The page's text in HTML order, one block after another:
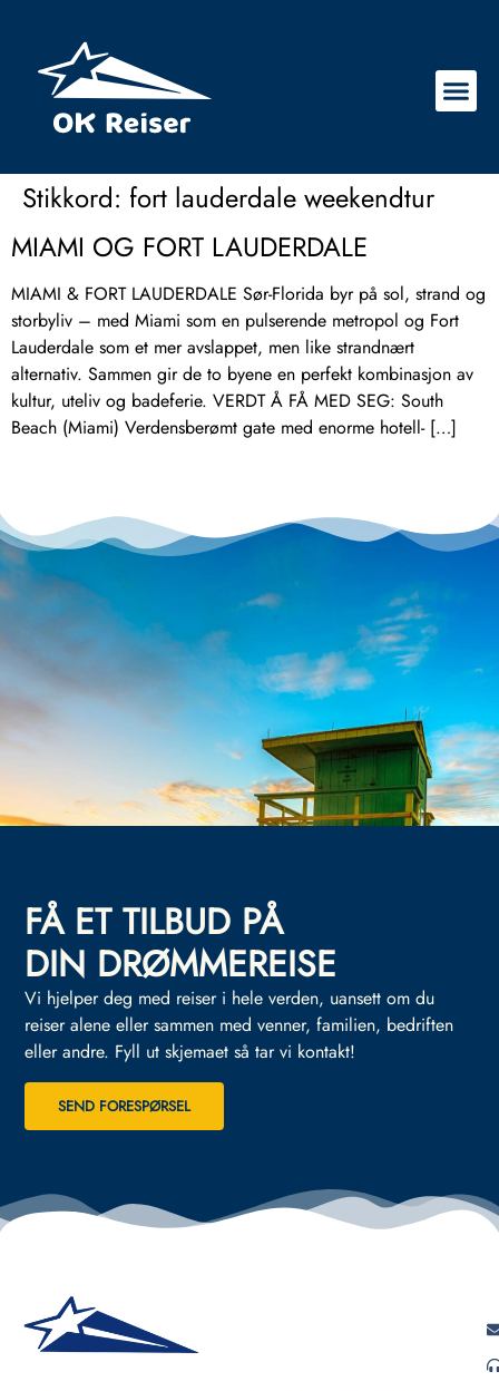
Stikkord: fort lauderdale weekendtur
MIAMI OG FORT LAUDERDALE
MIAMI & FORT LAUDERDALE Sør-Florida byr på sol, strand og
storbyliv – med Miami som en pulserende metropol og Fort
Lauderdale som et mer avslappet, men like strandnært
alternativ. Sammen gir de to byene en perfekt kombinasjon av
kultur, uteliv og badeferie. VERDT Å FÅ MED SEG: South
Beach (Miami) Verdensberømt gate med enorme hotell- […]
FÅ ET TILBUD PÅ
DIN DRØMMEREISE
Vi hjelper deg med reiser i hele verden, uansett om du
reiser alene eller sammen med venner, familien, bedriften
eller andre. Fyll ut skjemaet så tar vi kontakt!
SEND FORESPØRSEL